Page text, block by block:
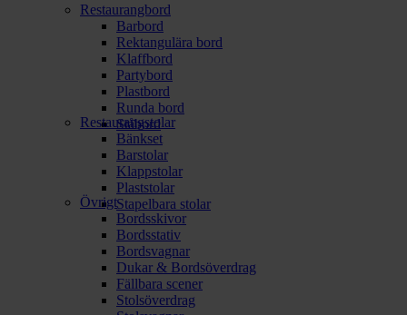
Restaurangbord
Barbord
Rektangulära bord
Klaffbord
Partybord
Plastbord
Runda bord
Ståbord
Restaurangstolar
Bänkset
Barstolar
Klappstolar
Plaststolar
Stapelbara stolar
Övrigt
Bordsskivor
Bordsstativ
Bordsvagnar
Dukar & Bordsöverdrag
Fällbara scener
Stolsöverdrag